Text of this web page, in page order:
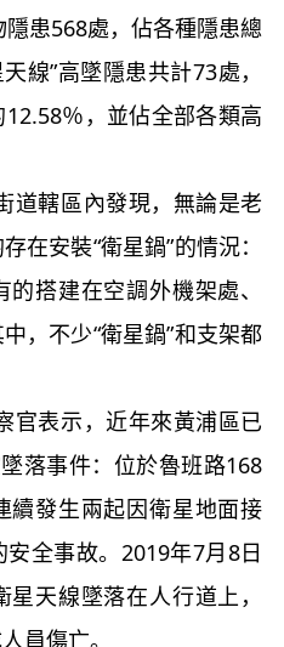
患568處，佔各種隱患總
線”高墜隱患共計73處，
％，並佔全部各類高
轄區內發現，無論是老
在安裝“衛星鍋”的情況：
搭建在空調外機架處、
，不少“衛星鍋”和支架都
表示，近年來黃浦區已
落事件：位於魯班路168
續發生兩起因衛星地面接
全事故。2019年7月8日
天線墜落在人行道上，
員傷亡。